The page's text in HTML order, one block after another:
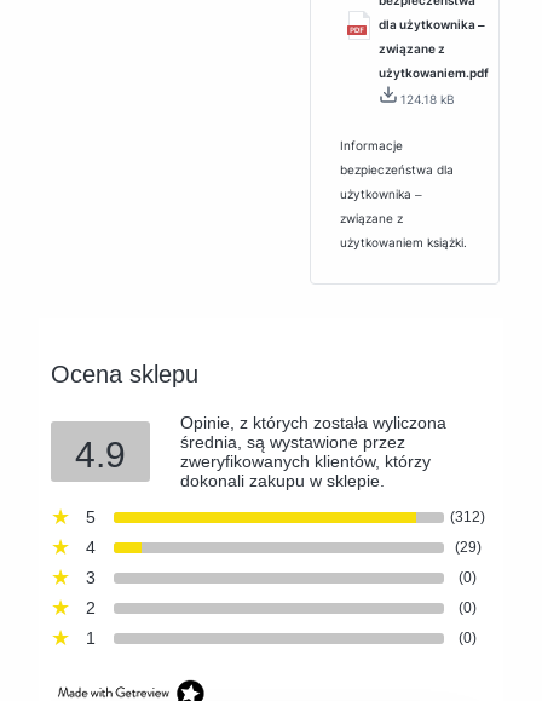
dla użytkownika ‒
związane z
użytkowaniem.pdf
124.18 kB
Informacje
bezpieczeństwa dla
użytkownika ‒
związane z
użytkowaniem książki.
Ocena sklepu
4.9
Opinie, z których została wyliczona
średnia, są wystawione przez
zweryfikowanych klientów, którzy
dokonali zakupu w sklepie.
5
(312)
4 (29)
3 (0)
2 (0)
1 (0)